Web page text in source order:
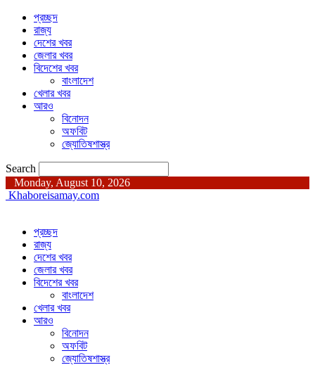
প্রচ্ছদ
রাজ্য
দেশের খবর
জেলার খবর
বিদেশের খবর
বাংলাদেশ
খেলার খবর
আরও
বিনোদন
অফবিট
জ্যোতিষশাস্ত্র
Search
Monday, August 10, 2026
Khaboreisamay.com
প্রচ্ছদ
রাজ্য
দেশের খবর
জেলার খবর
বিদেশের খবর
বাংলাদেশ
খেলার খবর
আরও
বিনোদন
অফবিট
জ্যোতিষশাস্ত্র